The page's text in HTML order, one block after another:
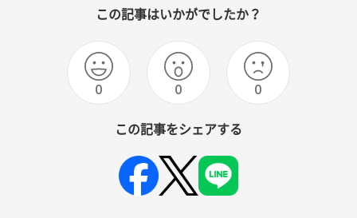
この記事はいかがでしたか？
0 0 0
この記事をシェアする